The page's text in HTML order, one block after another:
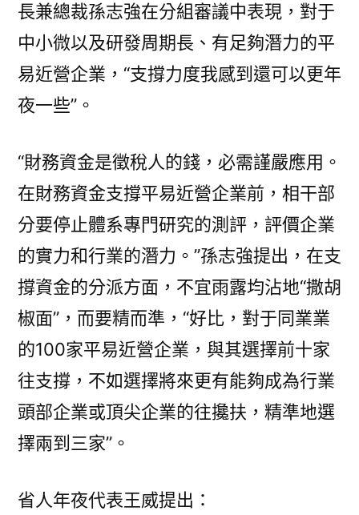
長兼總裁孫志強在分組審議中表現，對于
中小微以及研發周期長、有足夠潛力的平
易近營企業，“支撐力度我感到還可以更年
夜一些”。
“財務資金是徵稅人的錢，必需謹嚴應用。
在財務資金支撐平易近營企業前，相干部
分要停止體系專門研究的測評，評價企業
的實力和行業的潛力。”孫志強提出，在支
撐資金的分派方面，不宜雨露均沾地“撒胡
椒面”，而要精而準，“好比，對于同業業
的100家平易近營企業，與其選擇前十家
往支撐，不如選擇將來更有能夠成為行業
頭部企業或頂尖企業的往攙扶，精準地選
擇兩到三家”。
省人年夜代表王威提出：